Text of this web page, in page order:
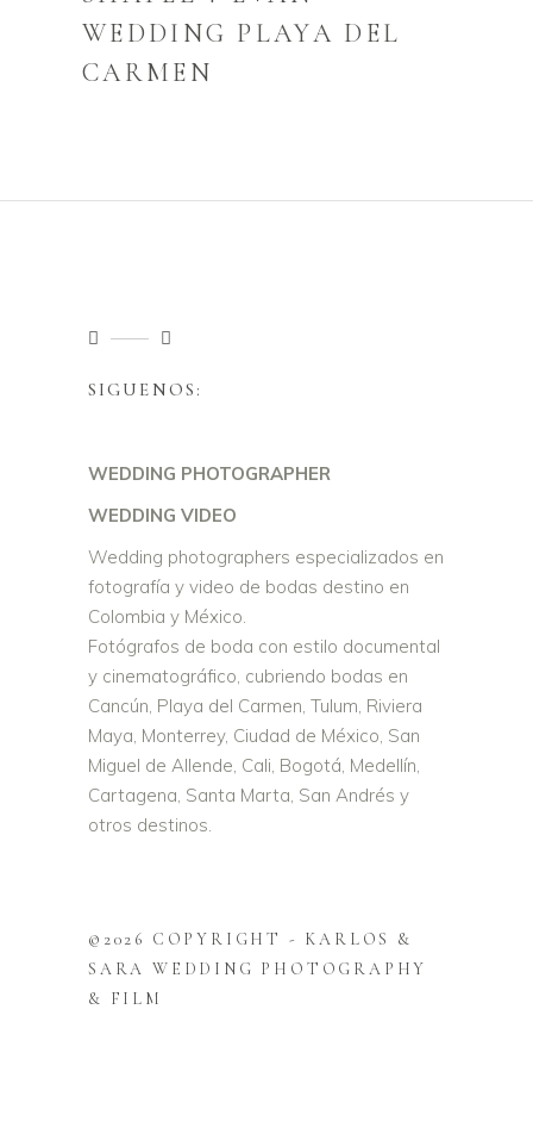
WEDDING PLAYA DEL
CARMEN
SIGUENOS:
WEDDING PHOTOGRAPHER
WEDDING VIDEO
Wedding photographers especializados en
fotografía y video de bodas destino en
Colombia y México.
Fotógrafos de boda con estilo documental
y cinematográfico, cubriendo bodas en
Cancún, Playa del Carmen, Tulum, Riviera
Maya, Monterrey, Ciudad de México, San
Miguel de Allende, Cali, Bogotá, Medellín,
Cartagena, Santa Marta, San Andrés y
otros destinos.
©2026 COPYRIGHT - KARLOS &
SARA WEDDING PHOTOGRAPHY
& FILM